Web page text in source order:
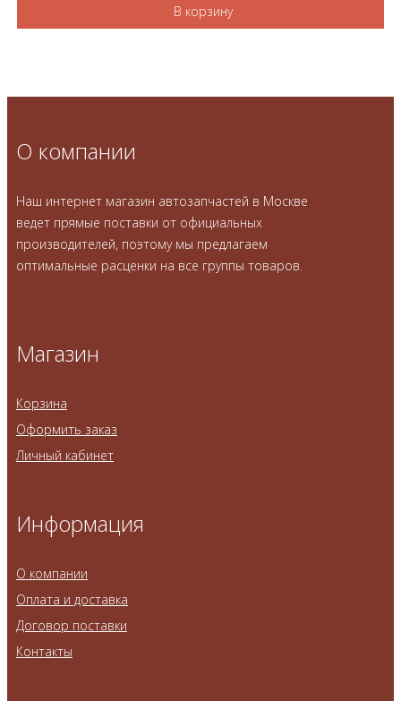
В корзину
О компании
Наш интернет магазин автозапчастей в Москве
ведет прямые поставки от официальных
производителей, поэтому мы предлагаем
оптимальные расценки на все группы товаров.
Магазин
Корзина
Оформить заказ
Личный кабинет
Информация
О компании
Оплата и доставка
Договор поставки
Контакты